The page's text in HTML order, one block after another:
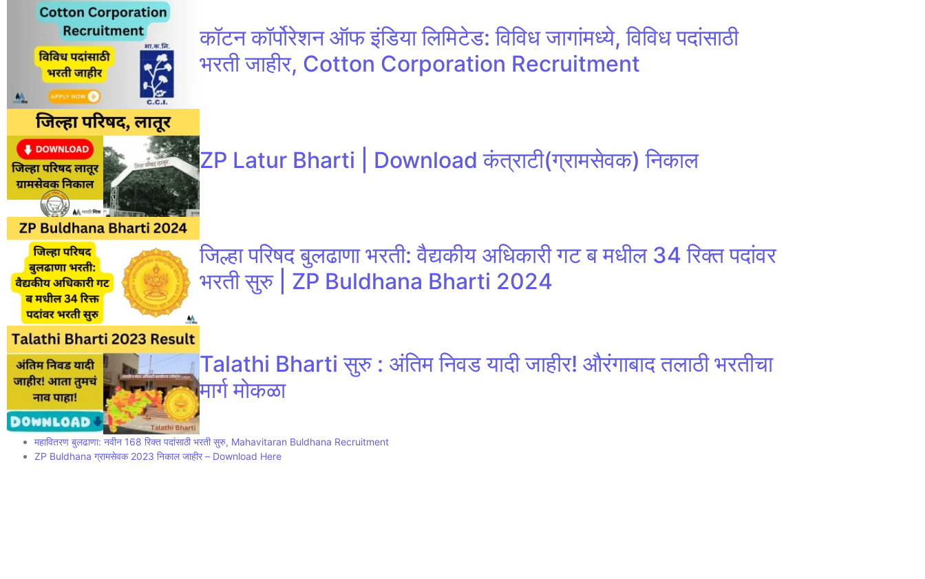
कॉटन कॉर्पोरेशन ऑफ इंडिया लिमिटेड: विविध जागांमध्ये, विविध पदांसाठी
भरती जाहीर, Cotton Corporation Recruitment
ZP Latur Bharti | Download कंत्राटी(ग्रामसेवक) निकाल
जिल्हा परिषद बुलढाणा भरती: वैद्यकीय अधिकारी गट ब मधील 34 रिक्त पदांवर
भरती सुरु | ZP Buldhana Bharti 2024
Talathi Bharti सुरु : अंतिम निवड यादी जाहीर! औरंगाबाद तलाठी भरतीचा
मार्ग मोकळा
महावितरण बुलढाणा: नवीन 168 रिक्त पदांसाठी भरती सुरु, Mahavitaran Buldhana Recruitment
ZP Buldhana ग्रामसेवक 2023 निकाल जाहीर – Download Here